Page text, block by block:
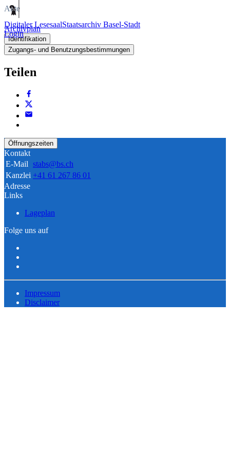
Digitaler LesesaalStaatsarchiv Basel-Stadt
Login
Akte
Archivplan
Identifikation
Zugangs- und Benutzungsbestimmungen
Teilen
Öffnungszeiten
Kontakt
E-Mail stabs@bs.ch
Kanzlei +41 61 267 86 01
Adresse
Links
Lageplan
Folge uns auf
Impressum
Disclaimer